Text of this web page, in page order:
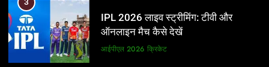
IPL 2026 टिकट्स: बुकिंग, कीमतें, और
स्टेडियम की पूरी जानकारी
आईपीएल 2026 क्रिकेट
3
IPL 2026 लाइव स्ट्रीमिंग: टीवी और
ऑनलाइन मैच कैसे देखें
आईपीएल 2026 क्रिकेट